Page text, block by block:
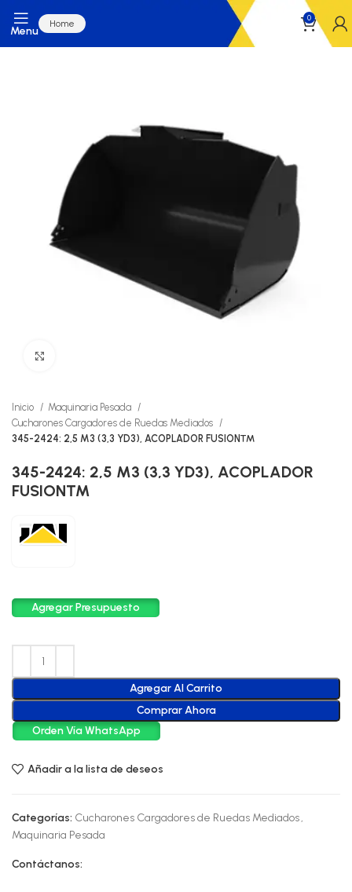
Menu
Home
0
Inicio
Maquinaria Pesada
Cucharones Cargadores de Ruedas Mediados
345-2424: 2,5 M3 (3,3 YD3), ACOPLADOR FUSION™
345-2424: 2,5 M3 (3,3 YD3), ACOPLADOR
FUSION™
Agregar Presupuesto
Agregar Al Carrito
Comprar Ahora
Orden Vía WhatsApp
Añadir a la lista de deseos
Categorías: Cucharones Cargadores de Ruedas Mediados,
Maquinaria Pesada
Contáctanos: